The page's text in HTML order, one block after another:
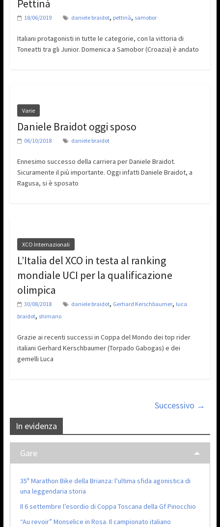
Pettinà
18/06/2019 daniele braidot, pettinà, samobor
Italiani protagonisti in tutte le categorie, con la vittoria di
Toneatti tra gli Junior. Domenica a Samobor (Croazia) è andato
Varie
Daniele Braidot oggi sposo
06/10/2018 daniele braidot
Ennesimo successo della carriera per Daniele Braidot.
Sicuramente il più importante. Oggi infatti Daniele Braidot, a
Ragusa, si è sposato
XCO Internazionali
L’Italia del XCO in testa al ranking
mondiale UCI per la qualificazione
olimpica
30/08/2018 daniele braidot, Gerhard Kerschbaumer, luca
braidot, shimano
Grazie ai recenti successi in Coppa del Mondo dei top rider
italiani Gerhard Kerschbaumer (Torpado Gabogas) e dei
gemelli Luca
Successivo →
In evidenza
Gare
35ª Marathon Bike della Brianza: l’ultima sfida agonistica di
una leggendaria storia
Il 6 settembre l’esordio di Coppa Toscana della Gf Pinocchio
“Au revoir” Monselice in Rosa. Il campionato italiano